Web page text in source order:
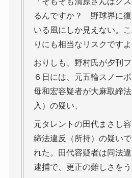
るんですか？ 野球界に復
いる風にしか見えない。
りにも相当なリスクですよ
おりしも、野村氏が夕刊
６日には、元五輪スノー
母和宏容疑者が大麻取締
入）の疑い、
元タレントの田代まさし
締法違反（所持）の疑い
れた。田代容疑者は同法
逮捕で、更正の難しさをう